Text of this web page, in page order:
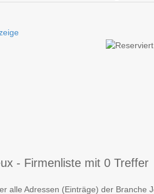
- Firmenliste mit 0 Treffer
alle Adressen (Einträge) der Branche